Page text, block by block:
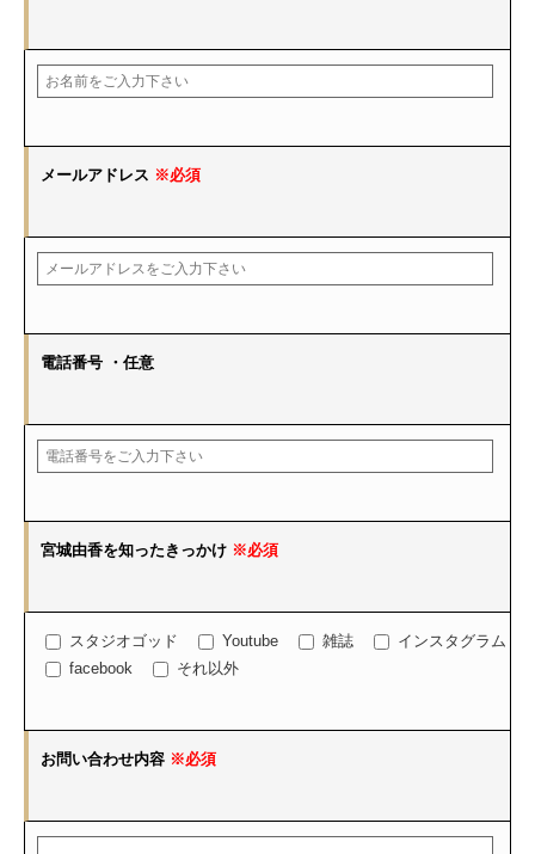
メールアドレス ※必須
電話番号 ・任意
宮城由香を知ったきっかけ ※必須
スタジオゴッド Youtube 雑誌
インスタグラム
facebook
それ以外
お問い合わせ内容 ※必須